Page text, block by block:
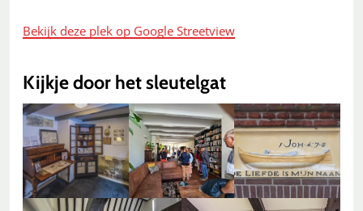
Bekijk deze plek op Google Streetview
Kijkje door het sleutelgat